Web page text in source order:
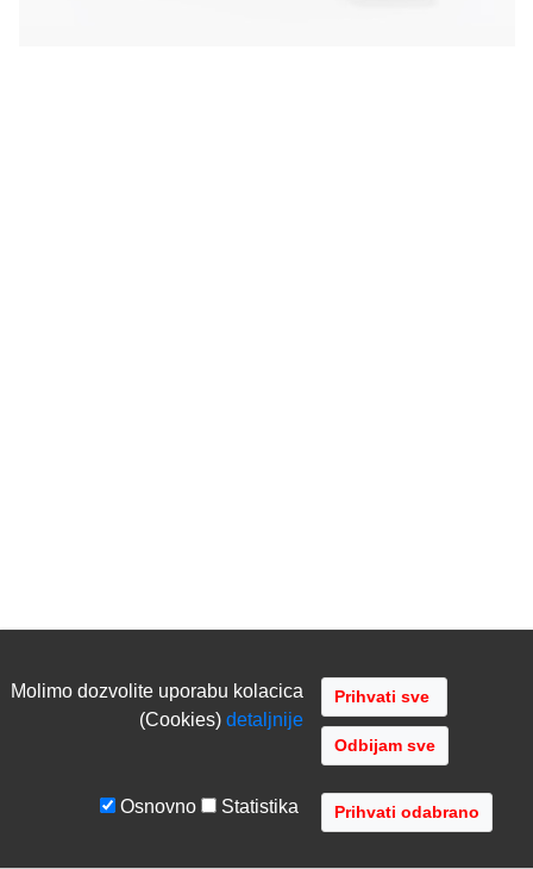
Molimo dozvolite uporabu kolacica
(Cookies)detaljnije
Odbijam sve
Osnovno Statistika